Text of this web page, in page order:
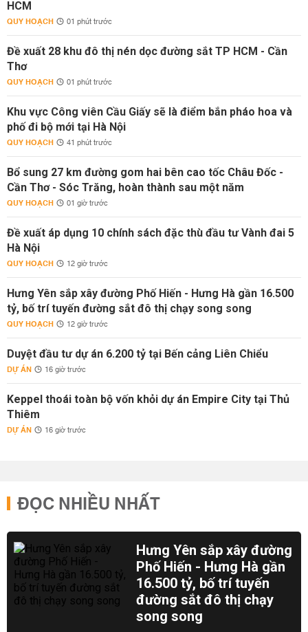
HCM
QUY HOẠCH 01 phút trước
Đề xuất 28 khu đô thị nén dọc đường sắt TP HCM - Cần
Thơ
QUY HOẠCH 01 phút trước
Khu vực Công viên Cầu Giấy sẽ là điểm bắn pháo hoa và
phố đi bộ mới tại Hà Nội
QUY HOẠCH 41 phút trước
Bổ sung 27 km đường gom hai bên cao tốc Châu Đốc -
Cần Thơ - Sóc Trăng, hoàn thành sau một năm
QUY HOẠCH 01 giờ trước
Đề xuất áp dụng 10 chính sách đặc thù đầu tư Vành đai 5
Hà Nội
QUY HOẠCH 12 giờ trước
Hưng Yên sắp xây đường Phố Hiến - Hưng Hà gần 16.500
tỷ, bố trí tuyến đường sắt đô thị chạy song song
QUY HOẠCH 12 giờ trước
Duyệt đầu tư dự án 6.200 tỷ tại Bến cảng Liên Chiểu
DỰ ÁN 16 giờ trước
Keppel thoái toàn bộ vốn khỏi dự án Empire City tại Thủ
Thiêm
DỰ ÁN 16 giờ trước
ĐỌC NHIỀU NHẤT
Hưng Yên sắp xây đường
Phố Hiến - Hưng Hà gần
16.500 tỷ, bố trí tuyến
đường sắt đô thị chạy
song song